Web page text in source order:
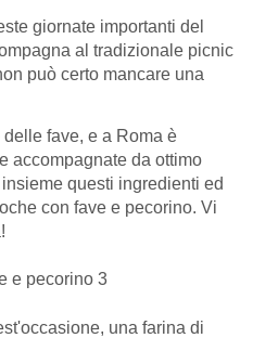
giornate importanti del
al tradizionale picnic
può certo mancare una
fave, e a Roma è
accompagnate da ottimo
questi ingredienti ed
con fave e pecorino. Vi
una farina di